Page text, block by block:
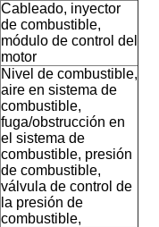
Cableado, inyector
de combustible,
módulo de control del
motor
Nivel de combustible,
aire en sistema de
combustible,
fuga/obstrucción en
el sistema de
combustible, presión
de combustible,
válvula de control de
la presión de
combustible,